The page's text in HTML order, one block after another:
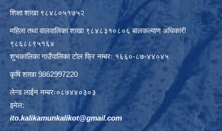
शिक्षा शाखा ९८४८०५१७५२
महिला तथा वालवालिका शाखा ९८४८३१०८०६ बालकल्याण अधिकारी
९८६८८९५१६४
शुभकालिका गाउँपालिका टोल फ्रि नम्बरः १६६०-८७-४४०४५
कृषि शाखा 9862997220
लेन्ड लाईन नम्बरः०८७४४०३०३
इमेल:
ito.kalikamunkalikot@gmail.com